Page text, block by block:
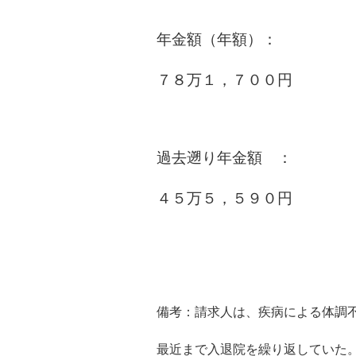
年金額（年額）：
７８万１，７００円
過去遡り年金額 ：
４５万５，５９０円
備考：請求人は、疾病による体調
最近まで入退院を繰り返していた。